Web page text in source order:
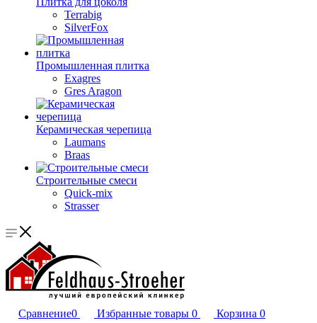
Terrabig
SilverFox
Промышленная плитка
Exagres
Gres Aragon
Керамическая черепица
Laumans
Braas
Строительные смеси
Quick-mix
Strasser
Сравнение0 Избранные товары 0 Корзина 0